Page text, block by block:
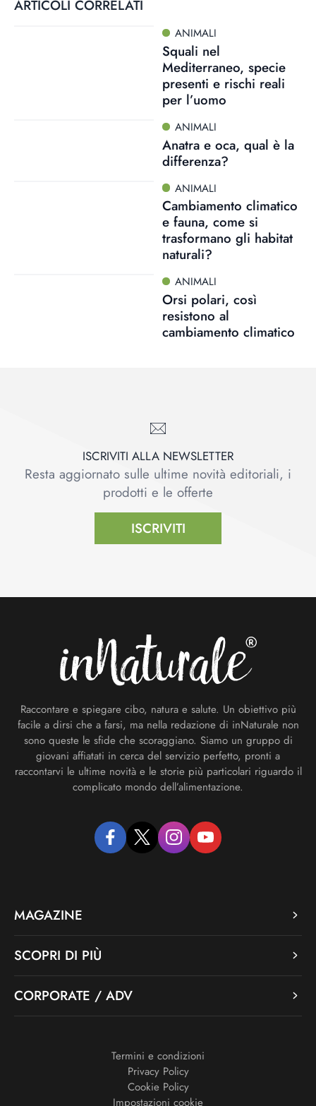
ARTICOLI CORRELATI
ANIMALI
Squali nel
Mediterraneo, specie
presenti e rischi reali
per l’uomo
ANIMALI
Anatra e oca, qual è la
differenza?
ANIMALI
Cambiamento climatico
e fauna, come si
trasformano gli habitat
naturali?
ANIMALI
Orsi polari, così
resistono al
cambiamento climatico
ISCRIVITI ALLA NEWSLETTER
Resta aggiornato sulle ultime novità editoriali, i
prodotti e le offerte
ISCRIVITI
Raccontare e spiegare cibo, natura e salute. Un obiettivo più
facile a dirsi che a farsi, ma nella redazione di inNaturale non
sono queste le sfide che scoraggiano. Siamo un gruppo di
giovani affiatati in cerca del servizio perfetto, pronti a
raccontarvi le ultime novità e le storie più particolari riguardo il
complicato mondo dell’alimentazione.
facebooktwitter instagramyoutube
MAGAZINE
SCOPRI DI PIÙ
CORPORATE / ADV
Termini e condizioni
Privacy Policy
Cookie Policy
Impostazioni cookie